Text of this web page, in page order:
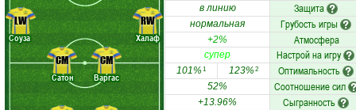
Соуза
Сатон Варгас
Халаф
LW
CM CM
RW
в линию Защита
нормальная Грубость игры
+2% Атмосфера
супер Настрой на игру
101%1 123%2 Оптимальность
52% Соотношение сил
+13.96% Сыгранность